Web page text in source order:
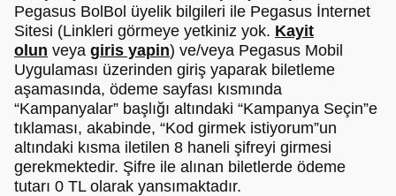
Pegasus BolBol üyelik bilgileri ile Pegasus İnternet
Sitesi (Linkleri görmeye yetkiniz yok. Kayit
olun veya giris yapin) ve/veya Pegasus Mobil
Uygulaması üzerinden giriş yaparak biletleme
aşamasında, ödeme sayfası kısmında
“Kampanyalar” başlığı altındaki “Kampanya Seçin”e
tıklaması, akabinde, “Kod girmek istiyorum”un
altındaki kısma iletilen 8 haneli şifreyi girmesi
gerekmektedir. Şifre ile alınan biletlerde ödeme
tutarı 0 TL olarak yansımaktadır.